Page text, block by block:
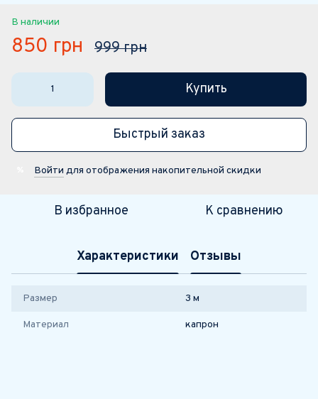
В наличии
850 грн 999 грн
Купить
Быстрый заказ
Войти для отображения накопительной скидки
В избранное К сравнению
Характеристики Отзывы
Размер 3 м
Материал капрон